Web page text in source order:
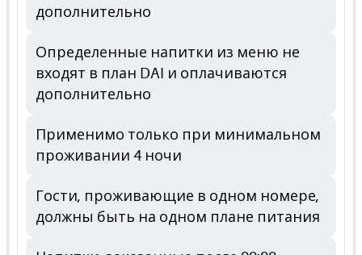
дополнительно
Определенные напитки из меню не
входят в план DAI и оплачиваются
дополнительно
Применимо только при минимальном
проживании 4 ночи
Гости, проживающие в одном номере,
должны быть на одном плане питания